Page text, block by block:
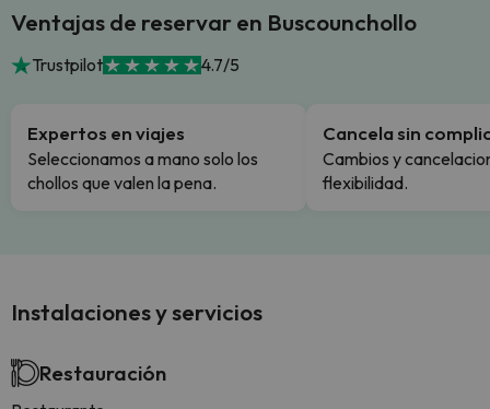
Ventajas de reservar en Buscounchollo
Trustpilot 4.7/5
Expertos en viajes
Seleccionamos a mano solo los
chollos que valen la pena.
Cancela sin
Cambios y
flexibilidad.
Instalaciones y servicios
Restauración